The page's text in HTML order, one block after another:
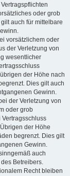
oder grob
auch für mittelbare
vorsätzlichem oder
der Verletzung von
wesentlicher
der Höhe nach
Dies gilt auch
Gewinn.
der Verletzung von
oder grob
der Höhe
begrenzt. Dies gilt
Gewinn.
auch
Betreibers.
Recht bleiben